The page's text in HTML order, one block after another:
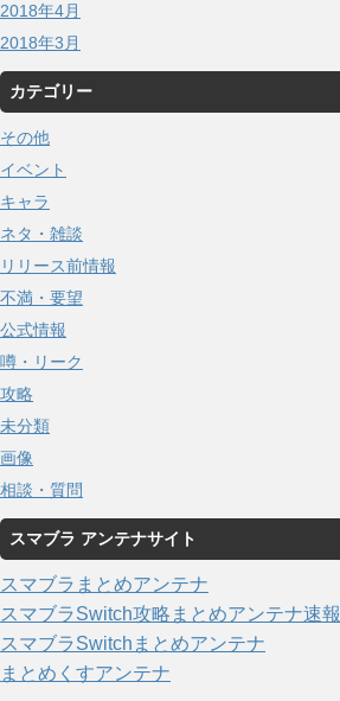
2018年4月
2018年3月
カテゴリー
その他
イベント
キャラ
ネタ・雑談
リリース前情報
不満・要望
公式情報
噂・リーク
攻略
未分類
画像
相談・質問
スマブラ アンテナサイト
スマブラまとめアンテナ
スマブラSwitch攻略まとめアンテナ速報
スマブラSwitchまとめアンテナ
まとめくすアンテナ